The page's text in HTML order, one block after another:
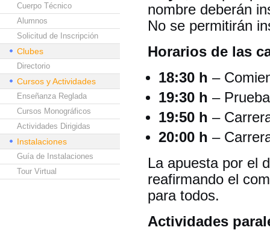
Cuerpo Técnico
Alumnos
Solicitud de Inscripción
Clubes
Directorio
Cursos y Actividades
Enseñanza Reglada
Cursos Monográficos
Actividades Dirigidas
Instalaciones
Guía de Instalaciones
Tour Virtual
nombre deberán
No se permitirán
Horarios de las
18:30 h –
19:30 h –
19:50 h –
20:00 h –
La apuesta por el
reafirmando el
para todos.
Actividades